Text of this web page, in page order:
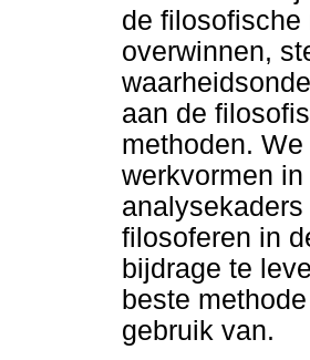
de filosofische
overwinnen,
aan de
methoden.
werkvormen
filosoferen in
bijdrage te
beste
gebruik van.